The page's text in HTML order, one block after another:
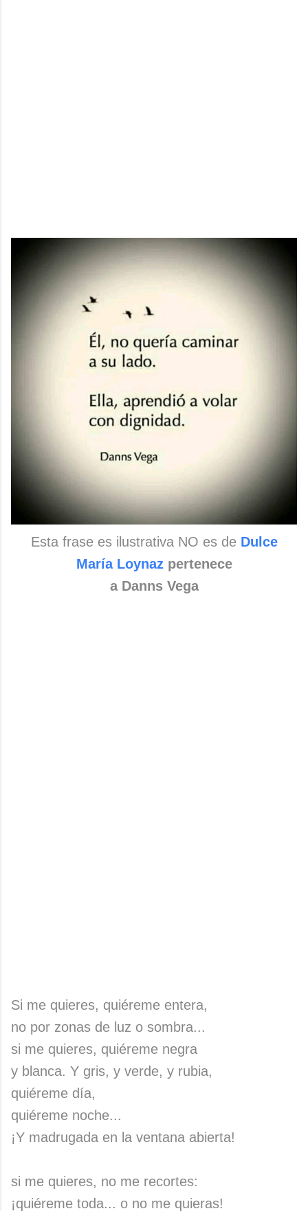
Esta frase es ilustrativa NO es de Dulce
María Loynazpertenece
a Danns Vega
Si me quieres, quiéreme entera,
no por zonas de luz o sombra...
si me quieres, quiéreme negra
y blanca. Y gris, y verde, y rubia,
quiéreme día,
quiéreme noche...
¡Y madrugada en la ventana abierta!
si me quieres, no me recortes:
¡quiéreme toda... o no me quieras!